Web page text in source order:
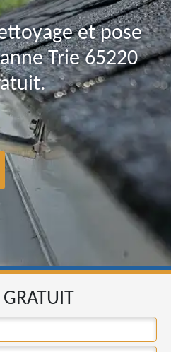
et pose
Trie 65220